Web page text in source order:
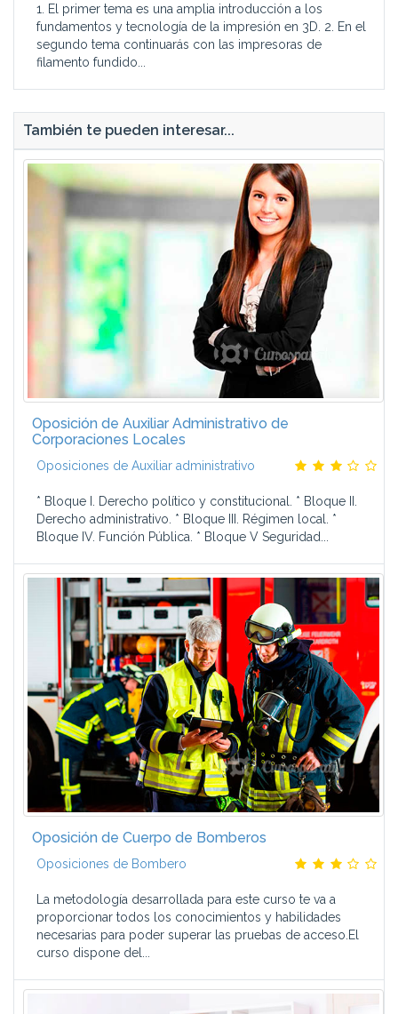
1. El primer tema es una amplia introducción a los
fundamentos y tecnología de la impresión en 3D. 2. En el
segundo tema continuarás con las impresoras de
filamento fundido...
También te pueden interesar...
Oposición de Auxiliar Administrativo de
Corporaciones Locales
Oposiciones de Auxiliar administrativo
* Bloque I. Derecho político y constitucional. * Bloque II.
Derecho administrativo. * Bloque III. Régimen local. *
Bloque IV. Función Pública. * Bloque V Seguridad...
Oposición de Cuerpo de Bomberos
Oposiciones de Bombero
La metodología desarrollada para este curso te va a
proporcionar todos los conocimientos y habilidades
necesarias para poder superar las pruebas de acceso.El
curso dispone del...